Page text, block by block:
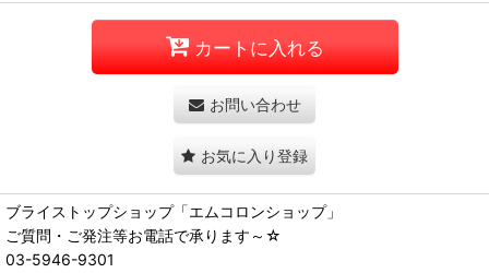
カートに入れる
お問い合わせ
お気に入り登録
ブライストップショップ「エムコロンショップ」
ご質問・ご発注等お電話で承ります～☆
03-5946-9301